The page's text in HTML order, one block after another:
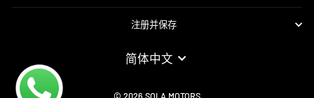
注册并保存
LANGUAGE
简体中文
© 2026 SOLA MOTORS